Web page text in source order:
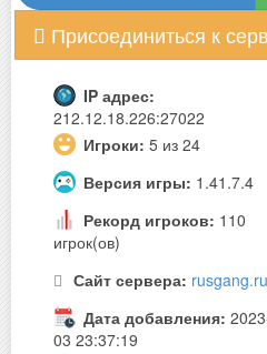
Присоединиться к
IP адрес:
212.12.18.226:27022
Игроки: 5 из 24
Версия игры: 1.41.7.4
Рекорд игроков: 110
игрок(ов)
Сайт сервера: rusgang.ru
Дата добавления:
03 23:37:19